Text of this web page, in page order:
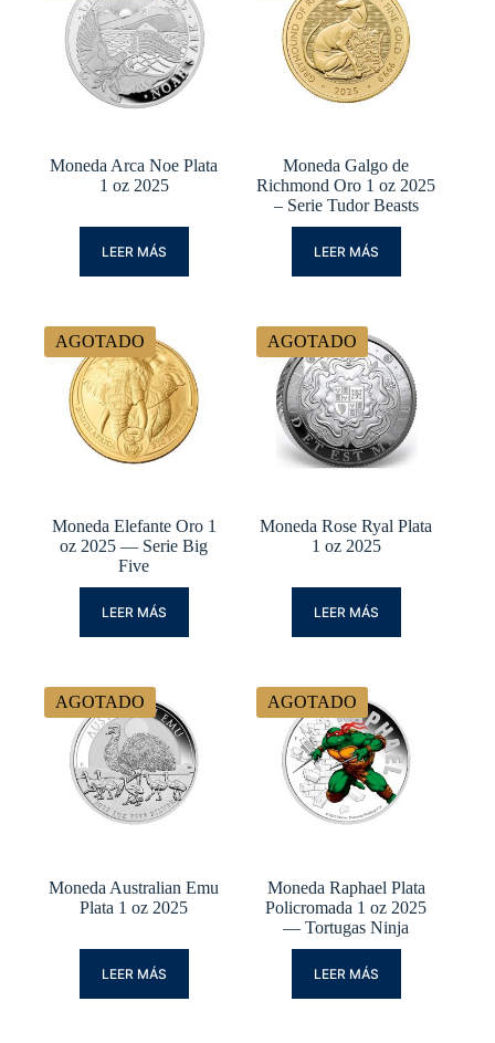
Moneda Arca Noe Plata
1 oz 2025
LEER MÁS
Moneda Galgo de
Richmond Oro 1 oz 2025
– Serie Tudor Beasts
LEER MÁS
AGOTADO
Moneda Elefante Oro 1
oz 2025 — Serie Big
Five
LEER MÁS
AGOTADO
Moneda Rose Ryal Plata
1 oz 2025
LEER MÁS
AGOTADO
Moneda Australian Emu
Plata 1 oz 2025
LEER MÁS
AGOTADO
Moneda Raphael Plata
Policromada 1 oz 2025
— Tortugas Ninja
LEER MÁS